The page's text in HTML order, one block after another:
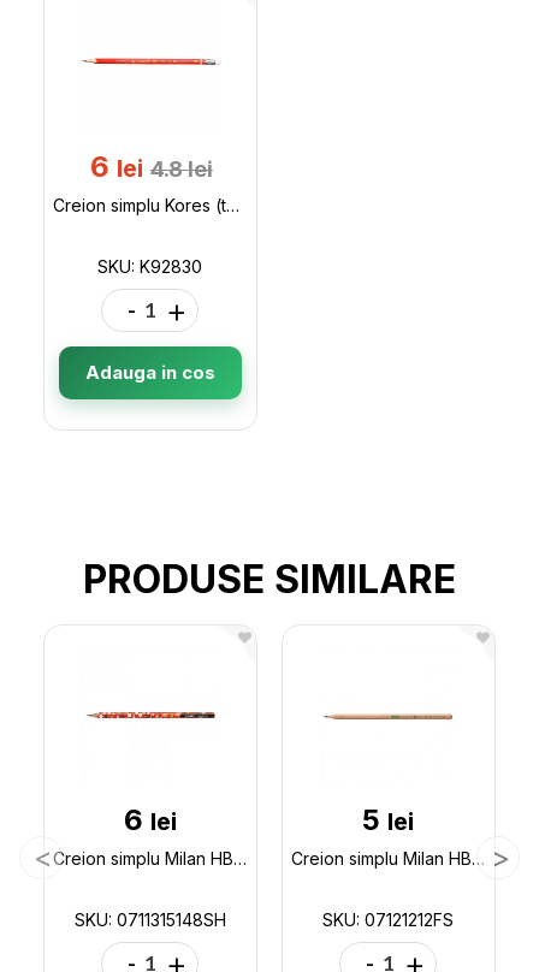
6 lei 4.8lei
Creion simplu Kores (tabla inmultirii) K92830
SKU: K92830
- +
Adauga in cos
PRODUSE SIMILARE
6 lei
Creion simplu Milan HB Super Heroes 0711315148SH
SKU: 0711315148SH
- +
5 lei
Creion simplu Milan HB 07121212FS
SKU: 07121212FS
- +